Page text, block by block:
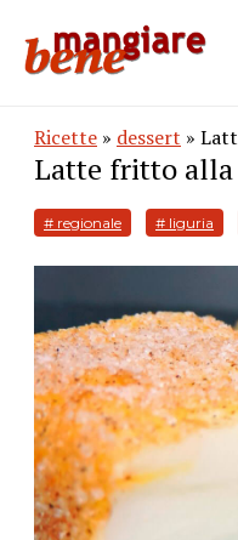
Ricette » dessert »
Latte fritto
# regionale # liguria